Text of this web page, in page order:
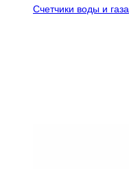
Счетчики воды и газа